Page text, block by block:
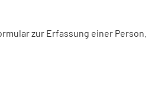
zur Erfassung einer Person.